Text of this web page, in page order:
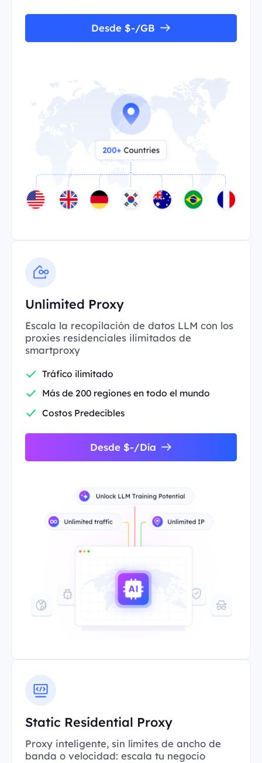
Desde $-/GB
Unlimited Proxy
Escala la recopilación de datos LLM con los
proxies residenciales ilimitados de
smartproxy
Tráfico ilimitado
Más de 200 regiones en todo el mundo
Costos Predecibles
Desde $-/Día
Static Residential Proxy
Proxy inteligente, sin límites de ancho de
banda o velocidad: escala tu negocio